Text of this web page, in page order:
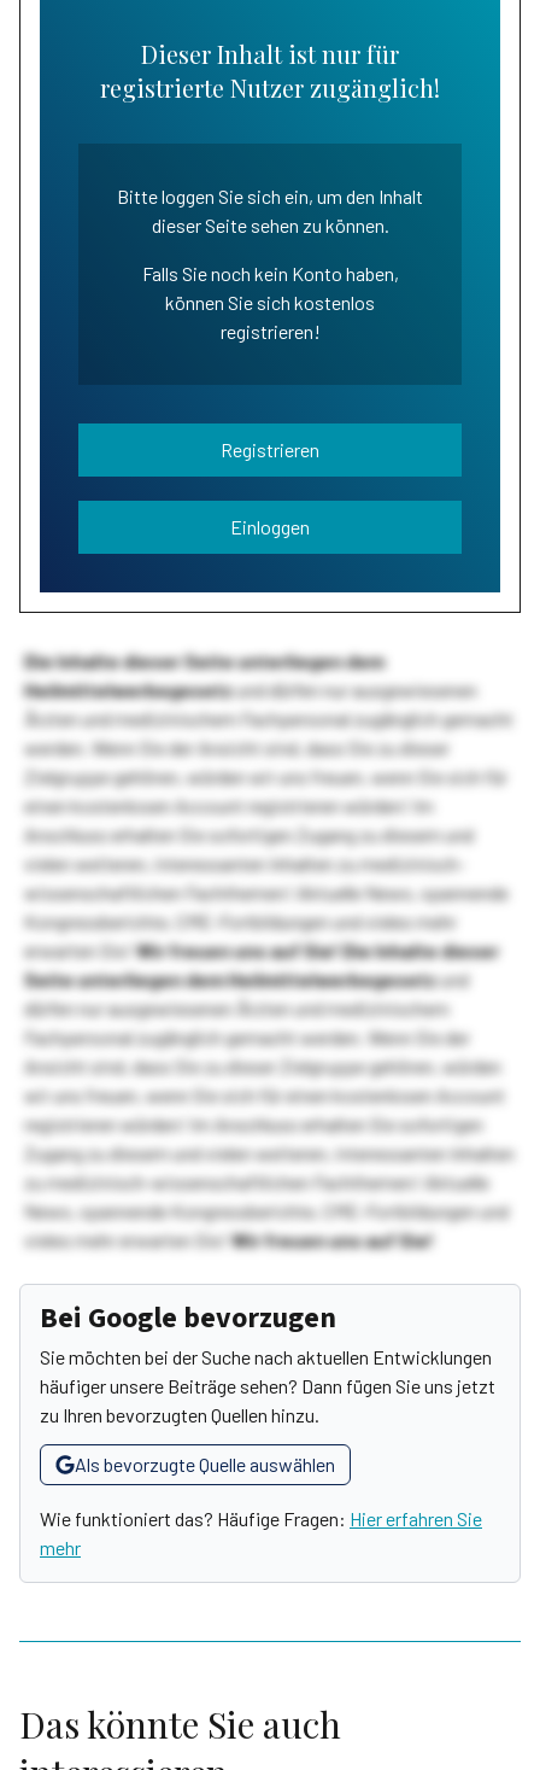
Dieser Inhalt ist nur für
registrierte Nutzer zugänglich!
Bitte loggen Sie sich ein, um den Inhalt
dieser Seite sehen zu können.
Falls Sie noch kein Konto haben,
können Sie sich kostenlos
registrieren!
Registrieren
Einloggen
Die Inhalte dieser Seite unterliegen dem
Heilmittelwerbegesetzund dürfen nur ausgewiesenen
Ärzten und medizinischem Fachpersonal zugänglich gemacht
werden. Wenn Sie der Ansicht sind, dass Sie zu dieser
Zielgruppe gehören, würden wir uns freuen, wenn Sie sich für
einen kostenlosen Account registrieren würden! Im
Anschluss erhalten Sie sofortigen Zugang zu diesem und
vielen weiteren, interessanten Inhalten zu medizinisch-
wissenschaftlichen Fachthemen! Aktuelle News, spannende
Kongressberichte, CME-Fortbildungen und vieles mehr
erwarten Sie!Wir freuen uns auf Sie!Die Inhalte dieser
Seite unterliegen dem Heilmittelwerbegesetzund
dürfen nur ausgewiesenen Ärzten und medizinischem
Fachpersonal zugänglich gemacht werden. Wenn Sie der
Ansicht sind, dass Sie zu dieser Zielgruppe gehören, würden
wir uns freuen, wenn Sie sich für einen kostenlosen Account
registrieren würden! Im Anschluss erhalten Sie sofortigen
Zugang zu diesem und vielen weiteren, interessanten Inhalten
zu medizinisch-wissenschaftlichen Fachthemen! Aktuelle
News, spannende Kongressberichte, CME-Fortbildungen und
vieles mehr erwarten Sie!Wir freuen uns auf Sie!
Bei Google bevorzugen
Sie möchten bei der Suche nach aktuellen Entwicklungen
häufiger unsere Beiträge sehen? Dann fügen Sie uns jetzt
zu Ihren bevorzugten Quellen hinzu.
Als bevorzugte Quelle auswählen
Wie funktioniert das? Häufige Fragen: Hier erfahren Sie
mehr
Das könnte Sie auch